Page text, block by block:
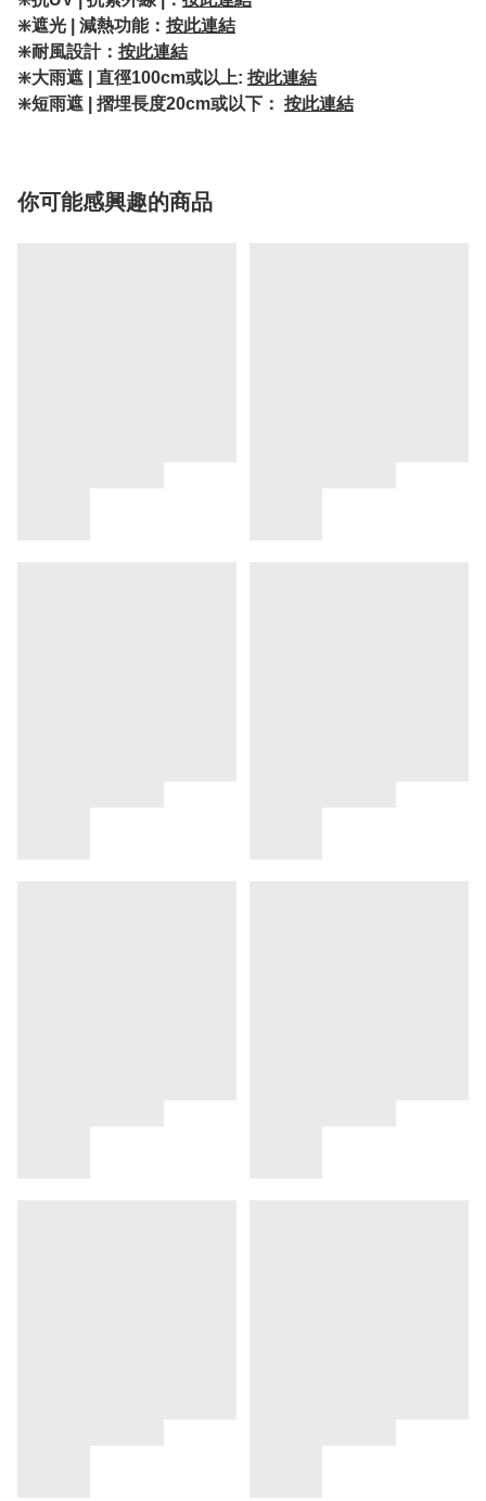
❇️遮光 | 減熱功能： 按此連結
❇️耐風設計： 按此連結
❇️大雨遮 | 直徑100cm或以上: 按此連結
❇️短雨遮 | 摺埋長度20cm或以下： 按此連結
你可能感興趣的商品